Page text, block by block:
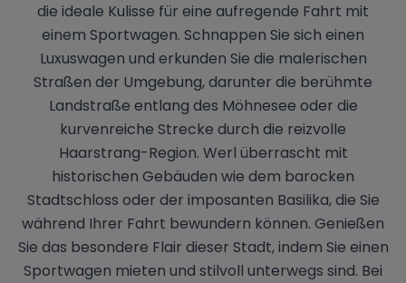
die ideale Kulisse für eine aufregende Fahrt mit
einem Sportwagen. Schnappen Sie sich einen
Luxuswagen und erkunden Sie die malerischen
Straßen der Umgebung, darunter die berühmte
Landstraße entlang des Möhnesee oder die
kurvenreiche Strecke durch die reizvolle
Haarstrang-Region. Werl überrascht mit
historischen Gebäuden wie dem barocken
Stadtschloss oder der imposanten Basilika, die Sie
während Ihrer Fahrt bewundern können. Genießen
Sie das besondere Flair dieser Stadt, indem Sie einen
Sportwagen mieten und stilvoll unterwegs sind. Bei